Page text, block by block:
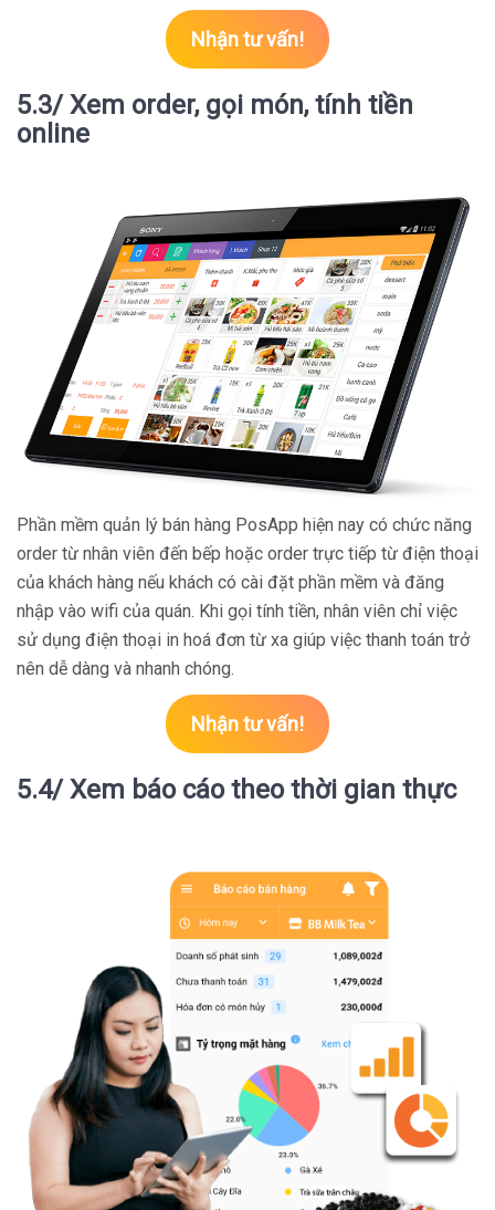
Nhận tư vấn!
5.3/ Xem order, gọi món, tính tiền
online
Phần mềm quản lý bán hàng PosApp hiện nay có chức năng
order từ nhân viên đến bếp hoặc order trực tiếp từ điện thoại
của khách hàng nếu khách có cài đặt phần mềm và đăng
nhập vào wifi của quán. Khi gọi tính tiền, nhân viên chỉ việc
sử dụng điện thoại in hoá đơn từ xa giúp việc thanh toán trở
nên dễ dàng và nhanh chóng.
Nhận tư vấn!
5.4/ Xem báo cáo theo thời gian thực